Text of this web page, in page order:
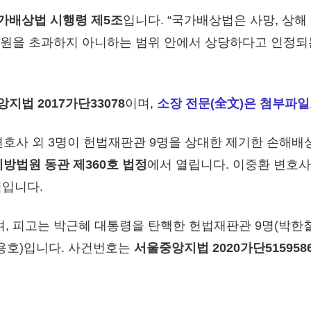
배상법 시행령 제5조입니다. “국가배상법은 사망, 상
을 초과하지 아니하는 범위 안에서 상당하다고 인정
지법 2017가단33078이며, 소장 전문(全文)은 첨부파
사 외 3명이 헌법재판관 9명을 상대한 제기한 손해배
법원 동관 제360호 법정에서 열립니다. 이중환 변호
니다.
피고는 박근혜 대통령을 탄핵한 헌법재판관 9명(박한
호)입니다. 사건번호는 서울중앙지법 2020가단